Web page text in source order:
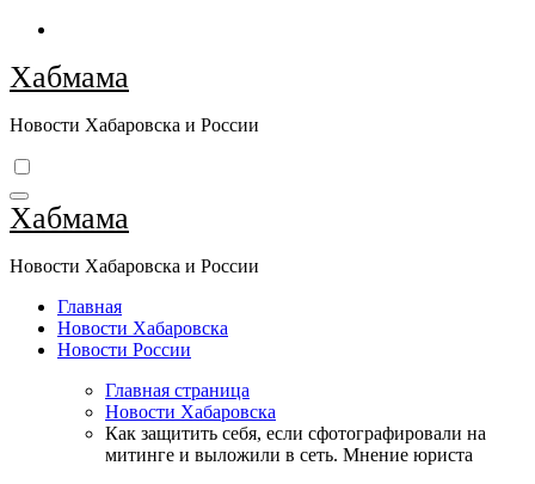
Перейти
содержимому
Хабмама
Новости Хабаровска и России
Хабмама
Новости Хабаровска и России
Главная
Новости Хабаровска
Новости России
Главная страница
Новости Хабаровска
Как защитить себя, если сфотографировали на
митинге и выложили в сеть. Мнение юриста